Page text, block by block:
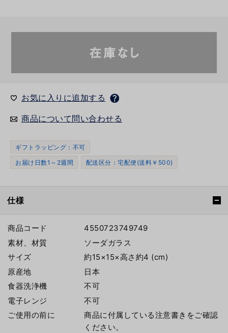
お気に入りに追加する
商品について問い合わせる
ギフトラッピング：不可
お届け日数1～2週間
配送区分：宅配便(送料￥500)
仕様
商品コード
4550723749749
素材、材質
ソーダガラス
サイズ
約15×15×高さ約4 (cm)
原産地
日本
食器洗浄機
不可
電子レンジ
不可
ご使用の前に
商品に付属している注意書きをご確認
ください。